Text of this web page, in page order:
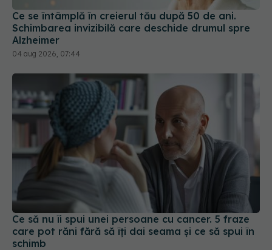
Ce se întâmplă în creierul tău după 50 de ani.
Schimbarea invizibilă care deschide drumul spre
Alzheimer
04 aug 2026, 07:44
Ce să nu îi spui unei persoane cu cancer. 5 fraze
care pot răni fără să îți dai seama și ce să spui în
schimb